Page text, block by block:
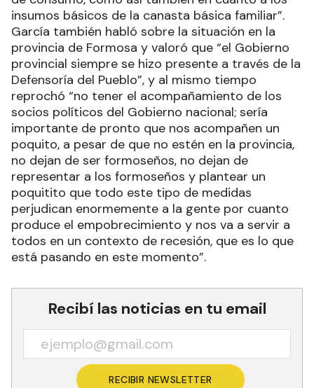
insumos básicos de la canasta básica familiar”.
García también habló sobre la situación en la
provincia de Formosa y valoró que “el Gobierno
provincial siempre se hizo presente a través de la
Defensoría del Pueblo”, y al mismo tiempo
reprochó “no tener el acompañamiento de los
socios políticos del Gobierno nacional; sería
importante de pronto que nos acompañen un
poquito, a pesar de que no estén en la provincia,
no dejan de ser formoseños, no dejan de
representar a los formoseños y plantear un
poquitito que todo este tipo de medidas
perjudican enormemente a la gente por cuanto
produce el empobrecimiento y nos va a servir a
todos en un contexto de recesión, que es lo que
está pasando en este momento”.
Recibí las noticias en tu email
RECIBIR NEWSLETTER